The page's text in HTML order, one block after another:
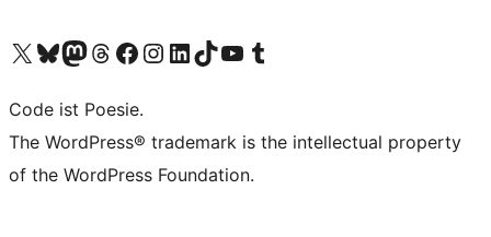
Visit our X (formerly Twitter) account
Visit our Bluesky account
Visit our Mastodon account
Visit our Threads account
Visit our Facebook page
Visit our Instagram account
Visit our LinkedIn account
Visit our TikTok account
Visit our YouTube channel
Visit our Tumblr account
Code ist Poesie.
The WordPress® trademark is the intellectual property
of the WordPress Foundation.